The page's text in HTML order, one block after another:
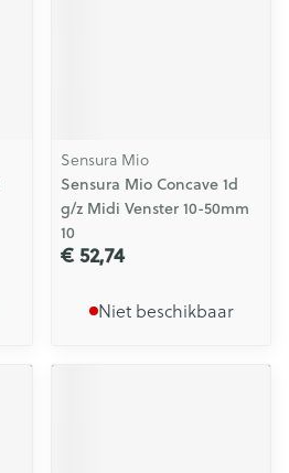
Sensura Mio
Sensura Mio Concave 1d
g/z Midi Venster 10-50mm
10
€ 52,74
Niet beschikbaar